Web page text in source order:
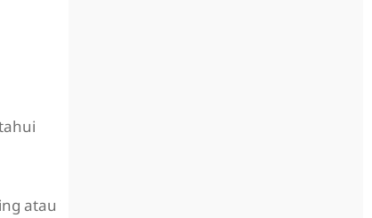
atau